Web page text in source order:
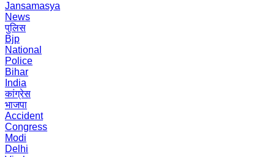
Jansamasya
News
पुलिस
Bjp
National
Police
Bihar
India
कांग्रेस
भाजपा
Accident
Congress
Modi
Delhi